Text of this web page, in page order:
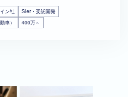
ン社
SIer・受託開発
車）
400万～